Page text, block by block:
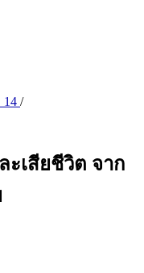
14 /
เสียชีวิต จาก